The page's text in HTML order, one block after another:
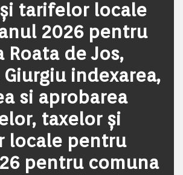
tarifelor locale
2026 pentru
Roata de Jos,
indexarea,
si aprobarea
taxelor și
locale pentru
pentru comuna